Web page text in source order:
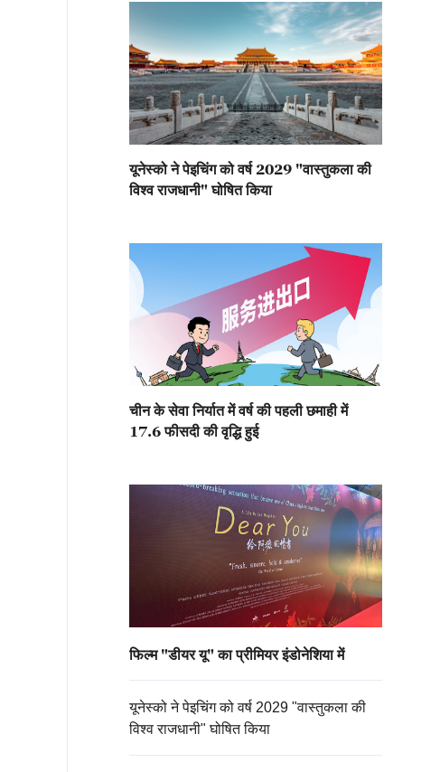
यूनेस्को ने पेइचिंग को वर्ष 2029 "वास्तुकला की
विश्व राजधानी" घोषित किया
चीन के सेवा निर्यात में वर्ष की पहली छमाही में
17.6 फीसदी की वृद्धि हुई
फिल्म "डीयर यू" का प्रीमियर इंडोनेशिया में
यूनेस्को ने पेइचिंग को वर्ष 2029 "वास्तुकला की
विश्व राजधानी" घोषित किया